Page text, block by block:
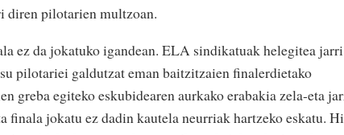
diren pilotarien multzoan.
ez da jokatuko igandean. ELA sindikatuak helegitea jarri
pilotariei galdutzat eman baitzitzaien finalerdietako
greba egiteko eskubidearen aurkako erabakia zela-eta
finala jokatu ez dadin kautela neurriak hartzeko eskatu.